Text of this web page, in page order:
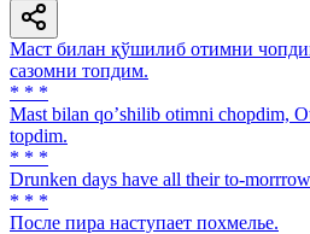
Маст билан қўшилиб отимни
сазомни топдим.
* * *
Mast bilan qoʼshilib otimni chopdim,
topdim.
* * *
Drunken days have all their to-
* * *
После пира наступает похмелье.